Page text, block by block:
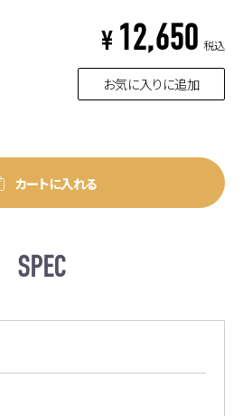
¥ 12,650 税込
お気に入りに追加
カートに入れる
SPEC